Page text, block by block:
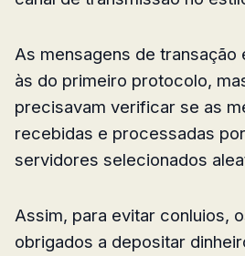
As mensagens de transação
às do primeiro protocolo,
precisavam verificar se as
recebidas e processadas
servidores selecionados
Assim, para evitar conluios,
obrigados a depositar